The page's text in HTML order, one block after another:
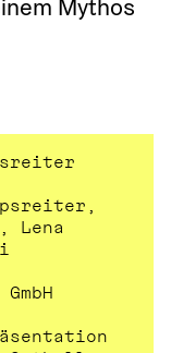
Mythos
Lena